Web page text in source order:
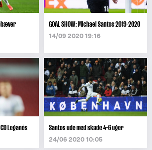
GOAL SHOW: Michael Santos 2019-2020
14/09 2020 19:16
Leganés Santos ude med skade 4-6 uger
24/06 2020 10:05